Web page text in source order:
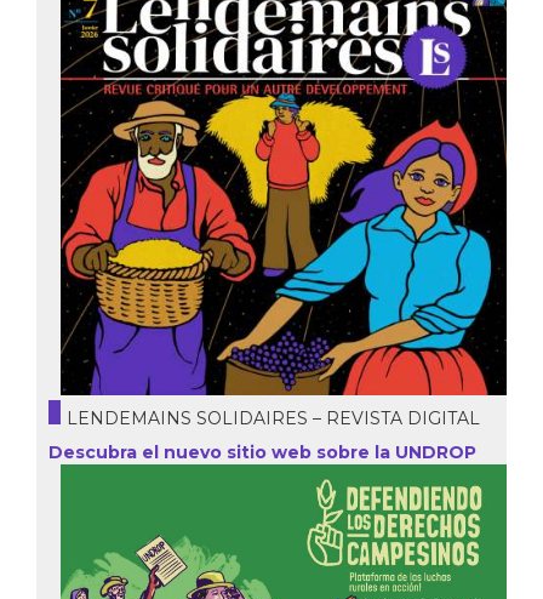
LENDEMAINS SOLIDAIRES – REVISTA DIGITAL
Descubra el nuevo sitio web sobre la UNDROP